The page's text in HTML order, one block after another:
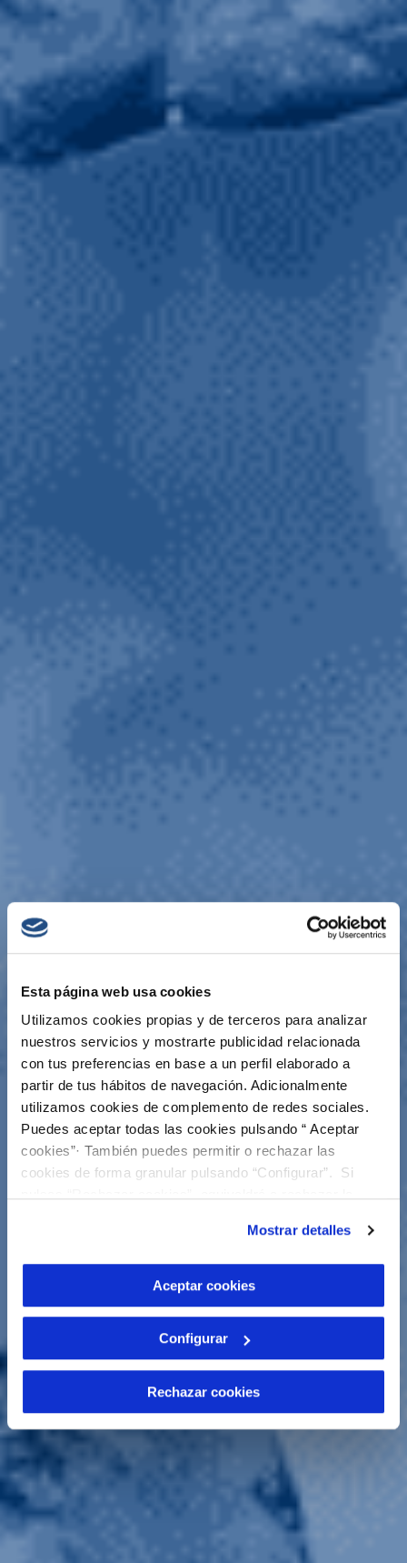
Esta página web usa cookies
Utilizamos cookies propias y de terceros para analizar
nuestros servicios y mostrarte publicidad relacionada
con tus preferencias en base a un perfil elaborado a
partir de tus hábitos de navegación. Adicionalmente
utilizamos cookies de complemento de redes sociales.
Puedes aceptar todas las cookies pulsando “ Aceptar
cookies”· También puedes permitir o rechazar las
cookies de forma granular pulsando “Configurar”. Si
son indispensables para que el sitio web funcione y que
más información en nuestraPolítica de Cookies
Mostrar detalles
Aceptar cookies
Configurar
Rechazar cookies